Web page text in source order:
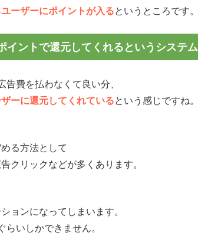
ーザーにポイントが入るというところです。
イントで還元してくれるというシステム
費を払わなくて良い分、
ーに還元してくれているという感じですね。
る方法として
クリックなどが多くあります。
ョンになってしまいます。
いしかできません。